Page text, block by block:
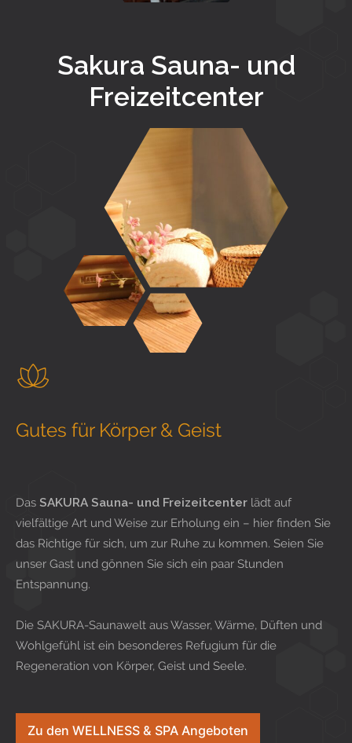
Sakura Sauna- und
Freizeitcenter
Gutes für Körper & Geist
Das SAKURA Sauna- und Freizeitcenter lädt auf
vielfältige Art und Weise zur Erholung ein – hier finden Sie
das Richtige für sich, um zur Ruhe zu kommen. Seien Sie
unser Gast und gönnen Sie sich ein paar Stunden
Entspannung.
Die SAKURA-Saunawelt aus Wasser, Wärme, Düften und
Wohlgefühl ist ein besonderes Refugium für die
Regeneration von Körper, Geist und Seele.
Zu den WELLNESS & SPA Angeboten